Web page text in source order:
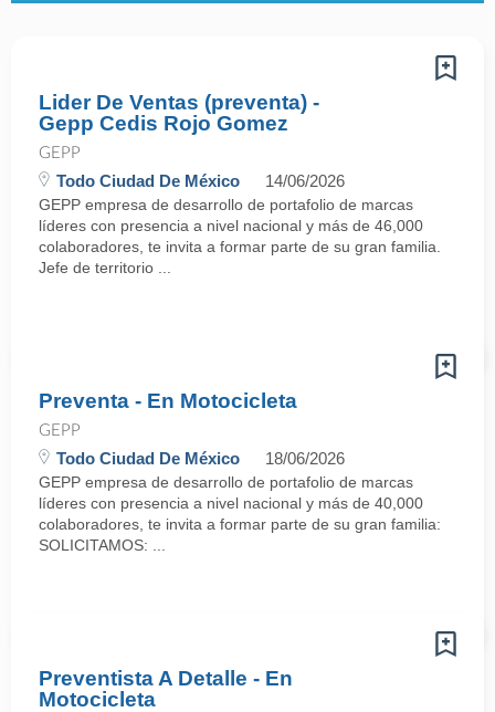
Lider De Ventas (preventa) -
Gepp Cedis Rojo Gomez
GEPP
Todo Ciudad De México 14/06/2026
GEPP empresa de desarrollo de portafolio de marcas
líderes con presencia a nivel nacional y más de 46,000
colaboradores, te invita a formar parte de su gran familia.
Jefe de territorio ...
Preventa - En Motocicleta
GEPP
Todo Ciudad De México 18/06/2026
GEPP empresa de desarrollo de portafolio de marcas
líderes con presencia a nivel nacional y más de 40,000
colaboradores, te invita a formar parte de su gran familia:
SOLICITAMOS: ...
Preventista A Detalle - En
Motocicleta